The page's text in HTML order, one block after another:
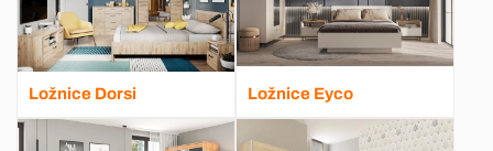
Ložnice Dorsi Ložnice Eyco